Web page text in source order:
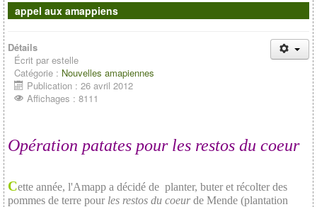
appel aux amappiens
Détails
Écrit par estelle
Catégorie : Nouvelles amapiennes
Publication : 26 avril 2012
Affichages : 8111
Opération patates pour les restos du coeur
Cette année, l'Amapp a décidé de planter, buter et récolter des
pommes de terre pour les restos du coeurde Mende (plantation